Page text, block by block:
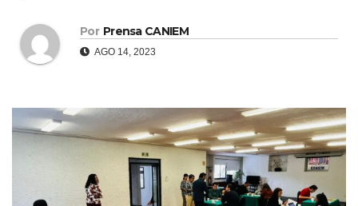
Por Prensa CANIEM
AGO 14, 2023